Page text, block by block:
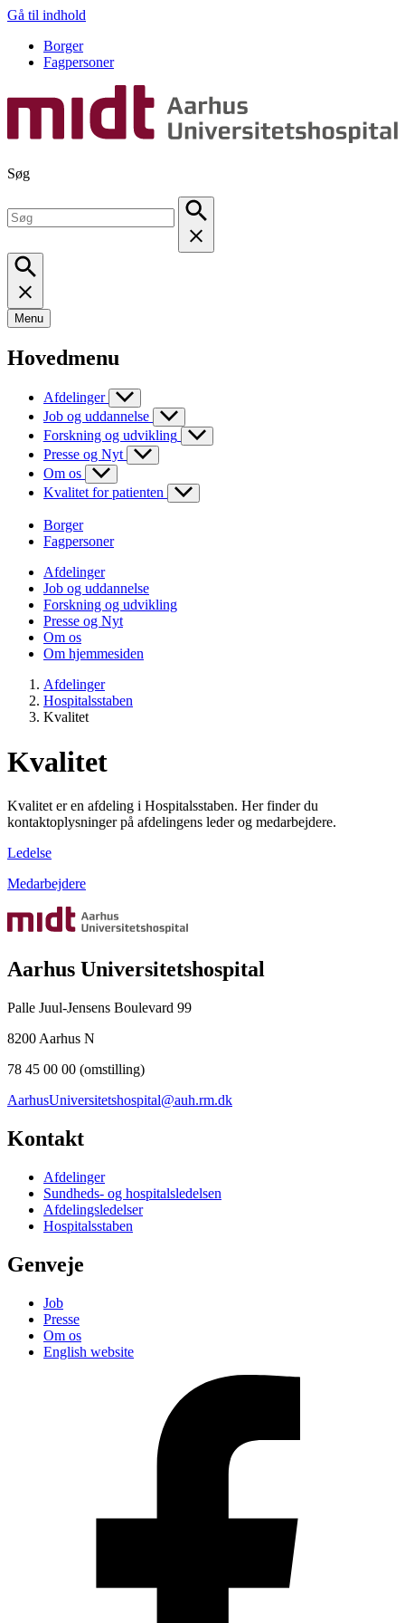
Gå til indhold
Borger
Fagpersoner
Søg
Menu
Hovedmenu
Afdelinger
Job og uddannelse
Forskning og udvikling
Presse og Nyt
Om os
Kvalitet for patienten
Borger
Fagpersoner
Afdelinger
Job og uddannelse
Forskning og udvikling
Presse og Nyt
Om os
Om hjemmesiden
Afdelinger
Hospitalsstaben
Kvalitet
Kvalitet
Kvalitet er en afdeling i Hospitalsstaben. Her finder du
kontaktoplysninger på afdelingens leder og medarbejdere.
Ledelse
Medarbejdere
Aarhus Universitetshospital
Palle Juul-Jensens Boulevard 99
8200 Aarhus N
78 45 00 00 (omstilling)
AarhusUniversitetshospital@auh.rm.dk
Kontakt
Afdelinger
Sundheds- og hospitalsledelsen
Afdelingsledelser
Hospitalsstaben
Genveje
Job
Presse
Om os
English website